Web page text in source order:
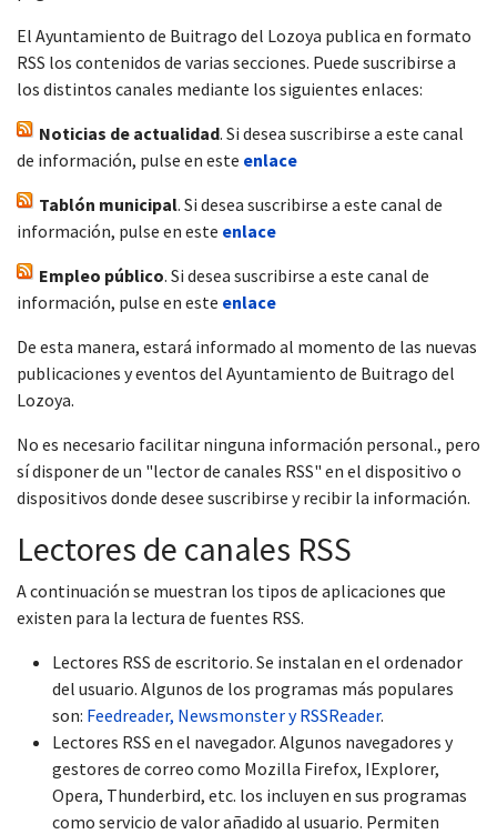
El Ayuntamiento de Buitrago del Lozoya publica en formato
RSS los contenidos de varias secciones. Puede suscribirse a
los distintos canales mediante los siguientes enlaces:
Noticias de actualidad. Si desea suscribirse a este canal
de información, pulse en este enlace
Tablón municipal. Si desea suscribirse a este canal de
información, pulse en este enlace
Empleo público. Si desea suscribirse a este canal de
información, pulse en este enlace
De esta manera, estará informado al momento de las nuevas
publicaciones y eventos del Ayuntamiento de Buitrago del
Lozoya.
No es necesario facilitar ninguna información personal., pero
sí disponer de un "lector de canales RSS" en el dispositivo o
dispositivos donde desee suscribirse y recibir la información.
Lectores de canales RSS
A continuación se muestran los tipos de aplicaciones que
existen para la lectura de fuentes RSS.
Lectores RSS de escritorio. Se instalan en el ordenador
del usuario. Algunos de los programas más populares
son: Feedreader, Newsmonster y RSSReader.
Lectores RSS en el navegador. Algunos navegadores y
gestores de correo como Mozilla Firefox, IExplorer,
Opera, Thunderbird, etc. los incluyen en sus programas
como servicio de valor añadido al usuario. Permiten